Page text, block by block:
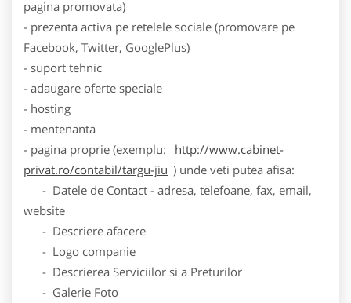
pagina promovata)
- prezenta activa pe retelele sociale (promovare pe
Facebook, Twitter, GooglePlus)
- suport tehnic
- adaugare oferte speciale
- hosting
- mentenanta
- pagina proprie (exemplu:
http://www.cabinet-
privat.ro/contabil/targu-jiu ) unde veti putea afisa:
- Datele de Contact - adresa, telefoane, fax, email,
website
- Descriere afacere
- Logo companie
- Descrierea Serviciilor si a Preturilor
- Galerie Foto